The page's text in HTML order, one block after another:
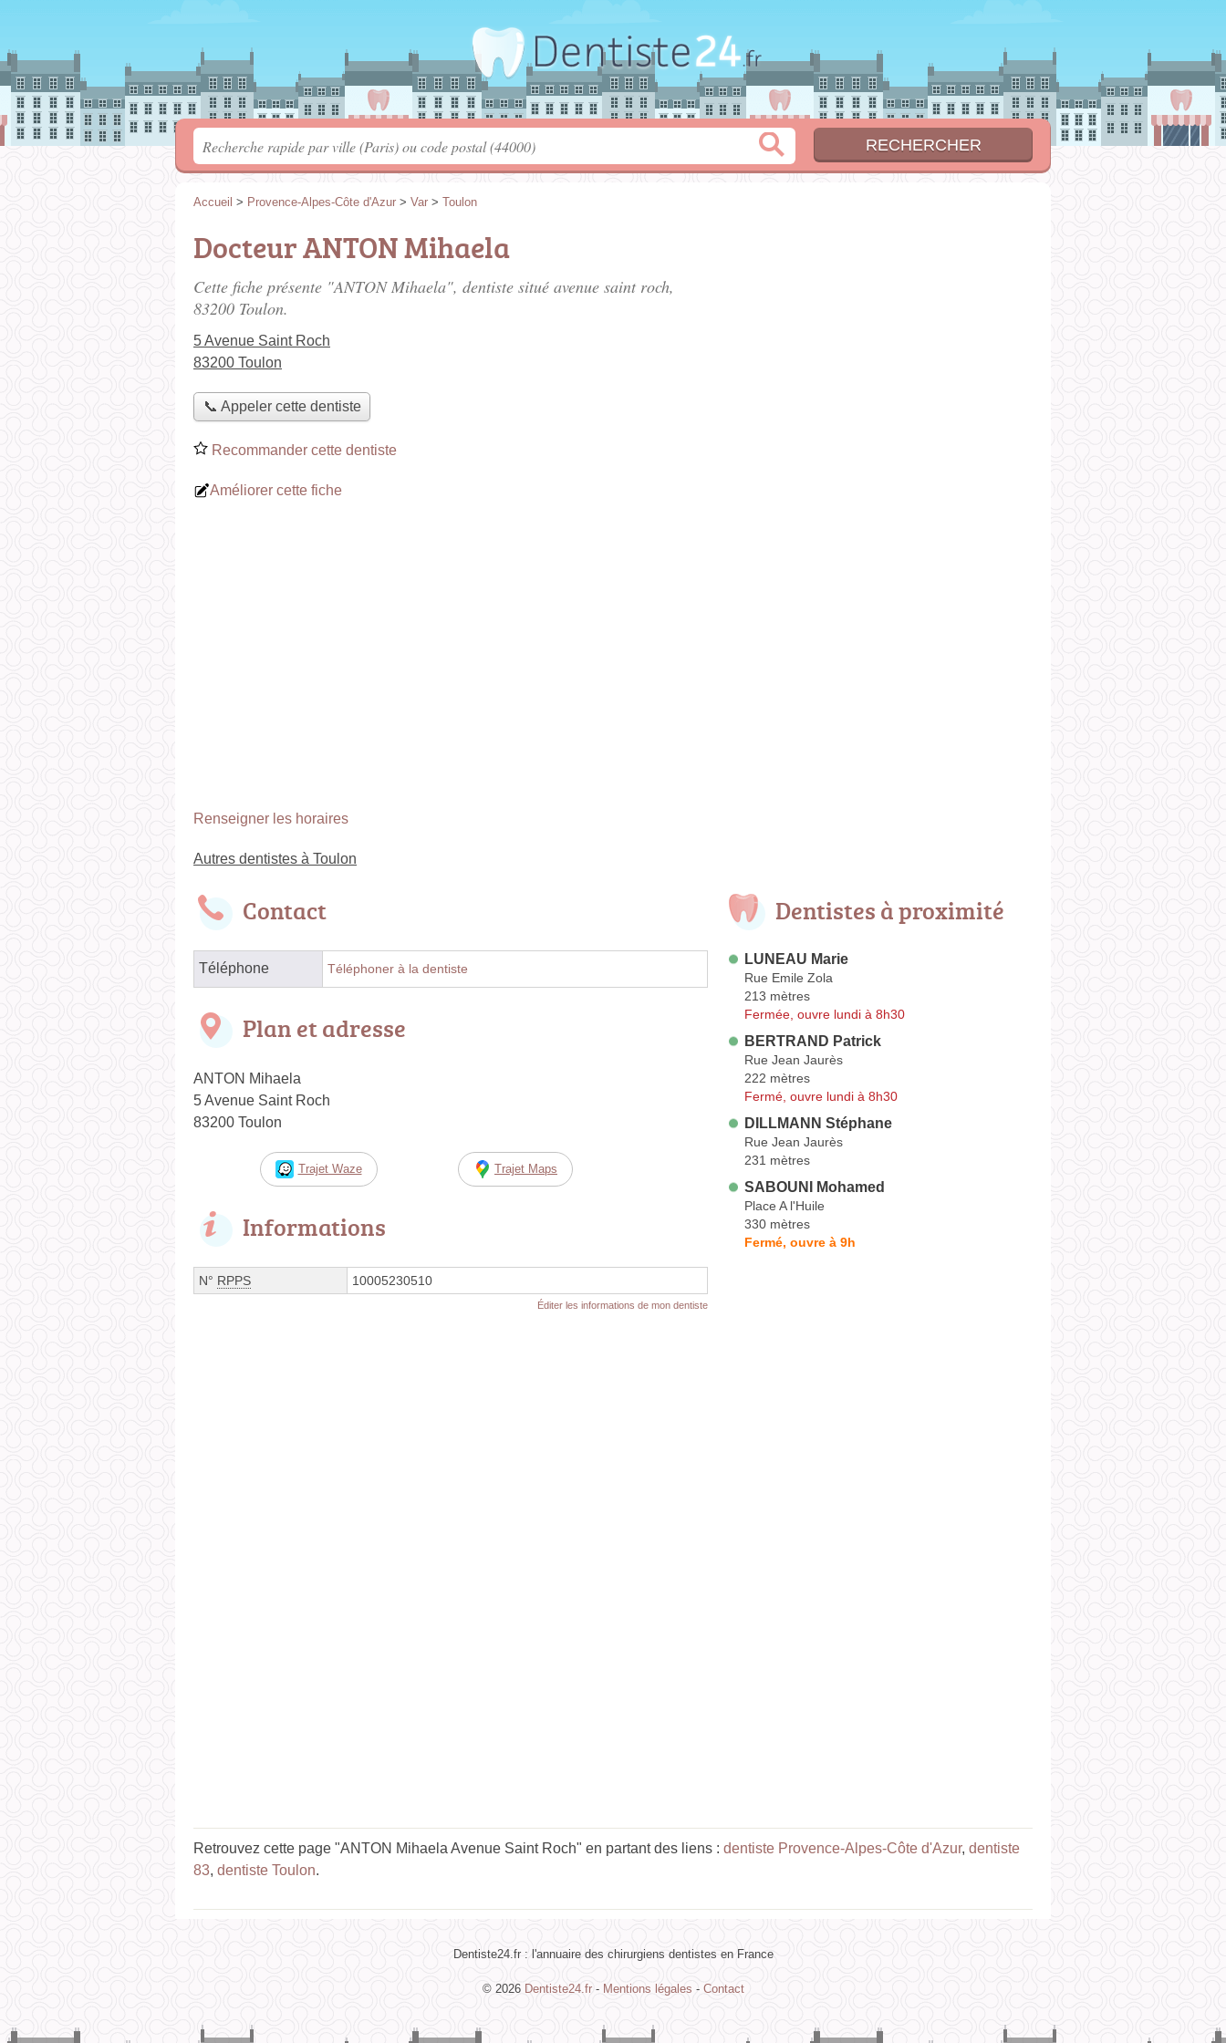
Accueil > Provence-Alpes-Côte d'Azur > Var > Toulon
Docteur ANTON Mihaela
Cette fiche présente "ANTON Mihaela", dentiste situé avenue saint roch,
83200 Toulon.
5 Avenue Saint Roch
83200 Toulon
📞 Appeler cette dentiste
Recommander cette dentiste
Améliorer cette fiche
Renseigner les horaires
Autres dentistes à Toulon
Contact
Téléphone Téléphoner à la dentiste
Plan et adresse
ANTON Mihaela
5 Avenue Saint Roch
83200 Toulon
Trajet Waze Trajet Maps
Informations
N° RPPS 10005230510
Éditer les informations de mon dentiste
Dentistes à proximité
LUNEAU Marie
Rue Emile Zola
213 mètres
Fermée, ouvre lundi à 8h30
BERTRAND Patrick
Rue Jean Jaurès
222 mètres
Fermé, ouvre lundi à 8h30
DILLMANN Stéphane
Rue Jean Jaurès
231 mètres
SABOUNI Mohamed
Place A l'Huile
330 mètres
Fermé, ouvre à 9h
Retrouvez cette page "ANTON Mihaela Avenue Saint Roch" en partant des liens : dentiste Provence-Alpes-Côte d'Azur, dentiste
83, dentiste Toulon.
Dentiste24.fr : l'annuaire des chirurgiens dentistes en France
© 2026 Dentiste24.fr - Mentions légales - Contact